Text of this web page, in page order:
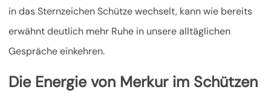
in das Sternzeichen Schütze wechselt, kann wie bereits
erwähnt deutlich mehr Ruhe in unsere alltäglichen
Gespräche einkehren.
Die Energie von Merkur im Schützen